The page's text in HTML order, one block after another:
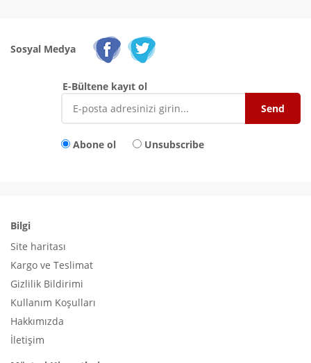
Sosyal Medya
E-Bültene kayıt ol
Abone ol Unsubscribe
Bilgi
Site haritası
Kargo ve Teslimat
Gizlilik Bildirimi
Kullanım Koşulları
Hakkımızda
İletişim